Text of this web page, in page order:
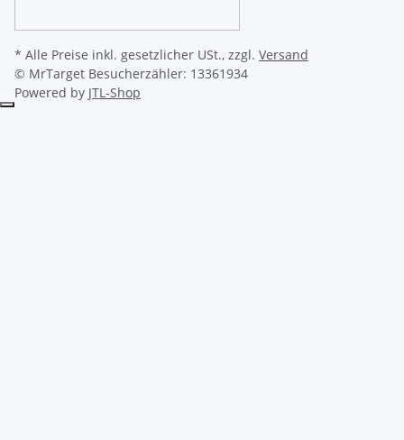
* Alle Preise inkl. gesetzlicher USt., zzgl. Versand
© MrTarget Besucherzähler: 13361934
Powered by JTL-Shop